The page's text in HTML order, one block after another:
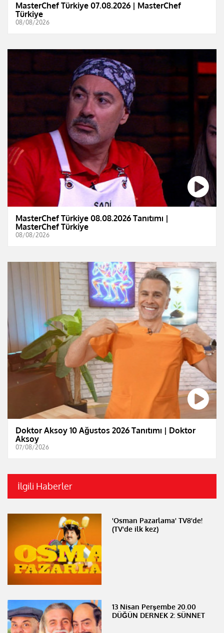
MasterChef Türkiye 07.08.2026 | MasterChef
Türkiye
08/08/2026
MasterChef Türkiye 08.08.2026 Tanıtımı |
MasterChef Türkiye
08/08/2026
Doktor Aksoy 10 Ağustos 2026 Tanıtımı | Doktor
Aksoy
07/08/2026
İlgili Haberler
'Osman Pazarlama' TV8'de!
(TV'de ilk kez)
13 Nisan Perşembe 20.00
DÜĞÜN DERNEK 2: SÜNNET